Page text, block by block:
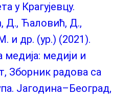
у Крагујевцу.
Д., Ћаловић, Д.,
и др. (ур.) (2021).
медија: медији и
Зборник радова са
Јагодина–Београд,